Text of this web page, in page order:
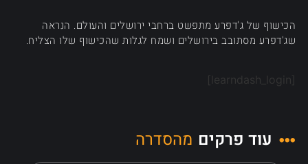
הכישוף של ג'דפרע מתפשט ברחבי ירושלים והעולם. הנראה
שג'דפרע מסתובב בירושלים ושמח לגלות שהכישוף שלו הצליח.
[learndash_login]
עוד פרקים מהסדרה